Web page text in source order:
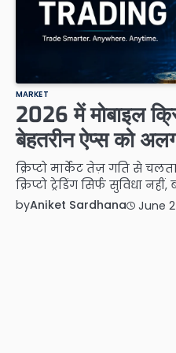
MARKET
2026 में मोबाइल
बेहतरीन ऐप्स को
क्रिप्टो मार्केट तेज़ गति से
क्रिप्टो ट्रेडिंग सिर्फ सुविधा
byAniket Sardhana June